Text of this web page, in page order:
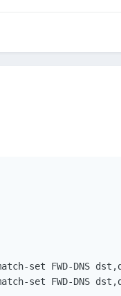
set FWD-DNS